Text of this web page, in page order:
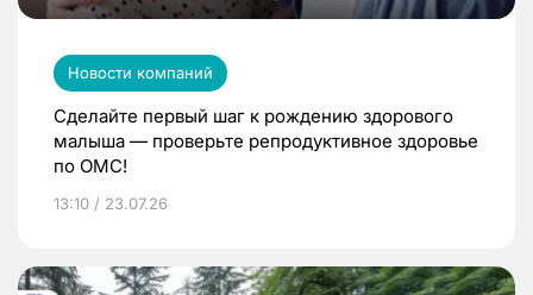
Новости компаний
Сделайте первый шаг к рождению здорового
малыша — проверьте репродуктивное здоровье
по ОМС!
13:10 / 23.07.26